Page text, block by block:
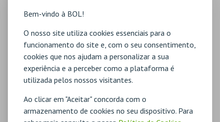
Bem-vindo à BOL!
O nosso site utiliza cookies essenciais para o
funcionamento do site e, com o seu consentimento,
cookies que nos ajudam a personalizar a sua
experiência e a perceber como a plataforma é
utilizada pelos nossos visitantes.
Ao clicar em "Aceitar" concorda com o
armazenamento de cookies no seu dispositivo. Para